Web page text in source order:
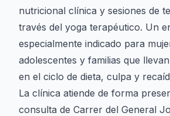
nutricional clínica y sesiones de
través del yoga terapéutico. Un
especialmente indicado para
adolescentes y familias que
en el ciclo de dieta, culpa y
La clínica atiende de forma
consulta de Carrer del General